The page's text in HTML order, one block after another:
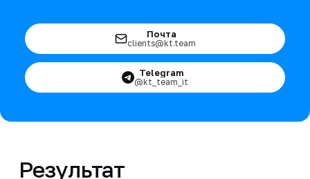
Почта
clients@kt.team
Telegram
@kt_team_it
Результат